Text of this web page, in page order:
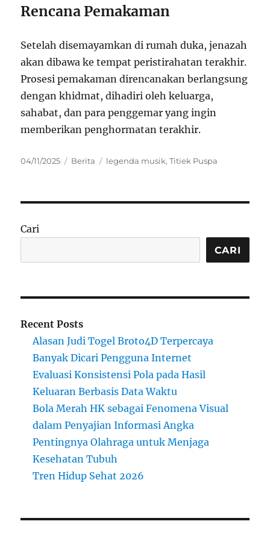
Rencana Pemakaman
Setelah disemayamkan di rumah duka, jenazah
akan dibawa ke tempat peristirahatan terakhir.
Prosesi pemakaman direncanakan berlangsung
dengan khidmat, dihadiri oleh keluarga,
sahabat, dan para penggemar yang ingin
memberikan penghormatan terakhir.
Posted
04/11/2025 Categories
Berita Tags
legenda musik,Titiek Puspa
Cari
CARI
Recent Posts
Alasan Judi Togel Broto4D Terpercaya
Banyak Dicari Pengguna Internet
Evaluasi Konsistensi Pola pada Hasil
Keluaran Berbasis Data Waktu
Bola Merah HK sebagai Fenomena Visual
dalam Penyajian Informasi Angka
Pentingnya Olahraga untuk Menjaga
Kesehatan Tubuh
Tren Hidup Sehat 2026